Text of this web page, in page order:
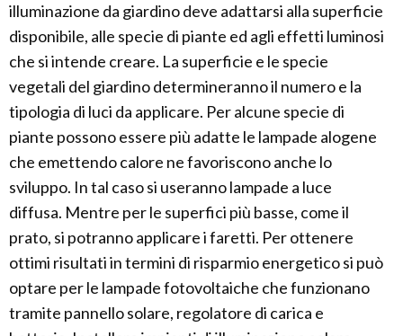
illuminazione da giardino deve adattarsi alla superficie
disponibile, alle specie di piante ed agli effetti luminosi
che si intende creare. La superficie e le specie
vegetali del giardino determineranno il numero e la
tipologia di luci da applicare. Per alcune specie di
piante possono essere più adatte le lampade alogene
che emettendo calore ne favoriscono anche lo
sviluppo. In tal caso si useranno lampade a luce
diffusa. Mentre per le superfici più basse, come il
prato, si potranno applicare i faretti. Per ottenere
ottimi risultati in termini di risparmio energetico si può
optare per le lampade fotovoltaiche che funzionano
tramite pannello solare, regolatore di carica e